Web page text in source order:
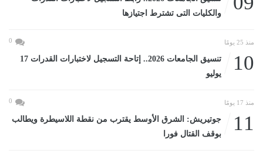
والكليات التى تشترط اجتيازها
منذ 25 يومًا 0
10
تنسيق الجامعات 2026.. إتاحة التسجيل لاختبارات القدرات 17
يوليو
منذ 17 يومًا 0
11
جوتيريش: الشرق الأوسط يقترب من نقطة اللاسيطرة ويطالب
بوقف القتال فورا